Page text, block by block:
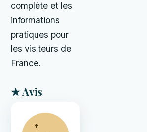
complète et les
informations
pratiques pour
les visiteurs de
France.
★ Avis
+